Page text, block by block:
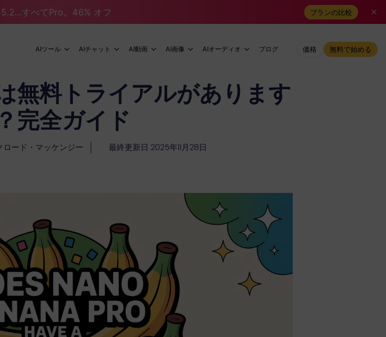
すべてPro。46% オフ プランの比較
AIツール AIチャット AI動画 AI画像 AIオーディオ ブログ 価格 無料で始める
無料トライアルがあります
完全ガイド
ロード・マッケンジー 最終更新日 2025年11月28日